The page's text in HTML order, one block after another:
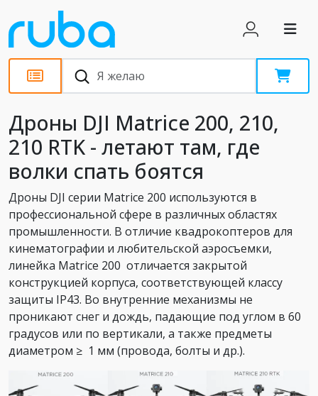
Обзоры
Дроны DJI Matrice 200, 210,
210 RTK - летают там, где
волки спать боятся
Дроны DJI серии Matrice 200 используются в
профессиональной сфере в различных областях
промышленности. В отличие квадрокоптеров для
кинематографии и любительской аэросъемки,
линейка Matrice 200 отличается закрытой
конструкцией корпуса, соответствующей классу
защиты IP43. Во внутренние механизмы не
проникают снег и дождь, падающие под углом в 60
градусов или по вертикали, а также предметы
диаметром ≥ 1 мм (провода, болты и др.).